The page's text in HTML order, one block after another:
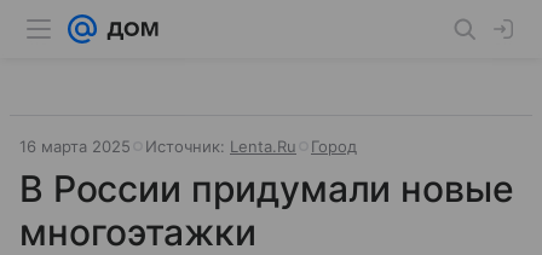
16 марта 2025 Источник: Lenta.Ru Город
В России придумали новые
многоэтажки